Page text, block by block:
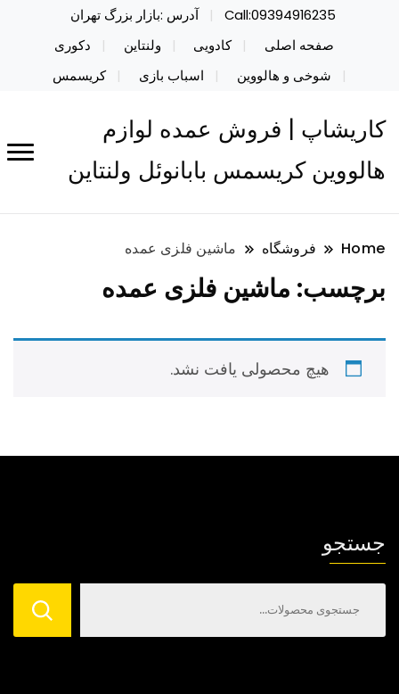
Call:09394916235
آدرس :بازار بزرگ تهران
صفحه اصلی
کادویی ولنتاین
دکوری
شوخی و هالووین
اسباب بازی کریسمس
کاریشاپ | فروش عمده لوازم
هالووین کریسمس بابانوئل ولنتاین
Home فروشگاه ماشین فلزی عمده
برچسب: ماشین فلزی عمده
هیچ محصولی یافت نشد.
جستجو